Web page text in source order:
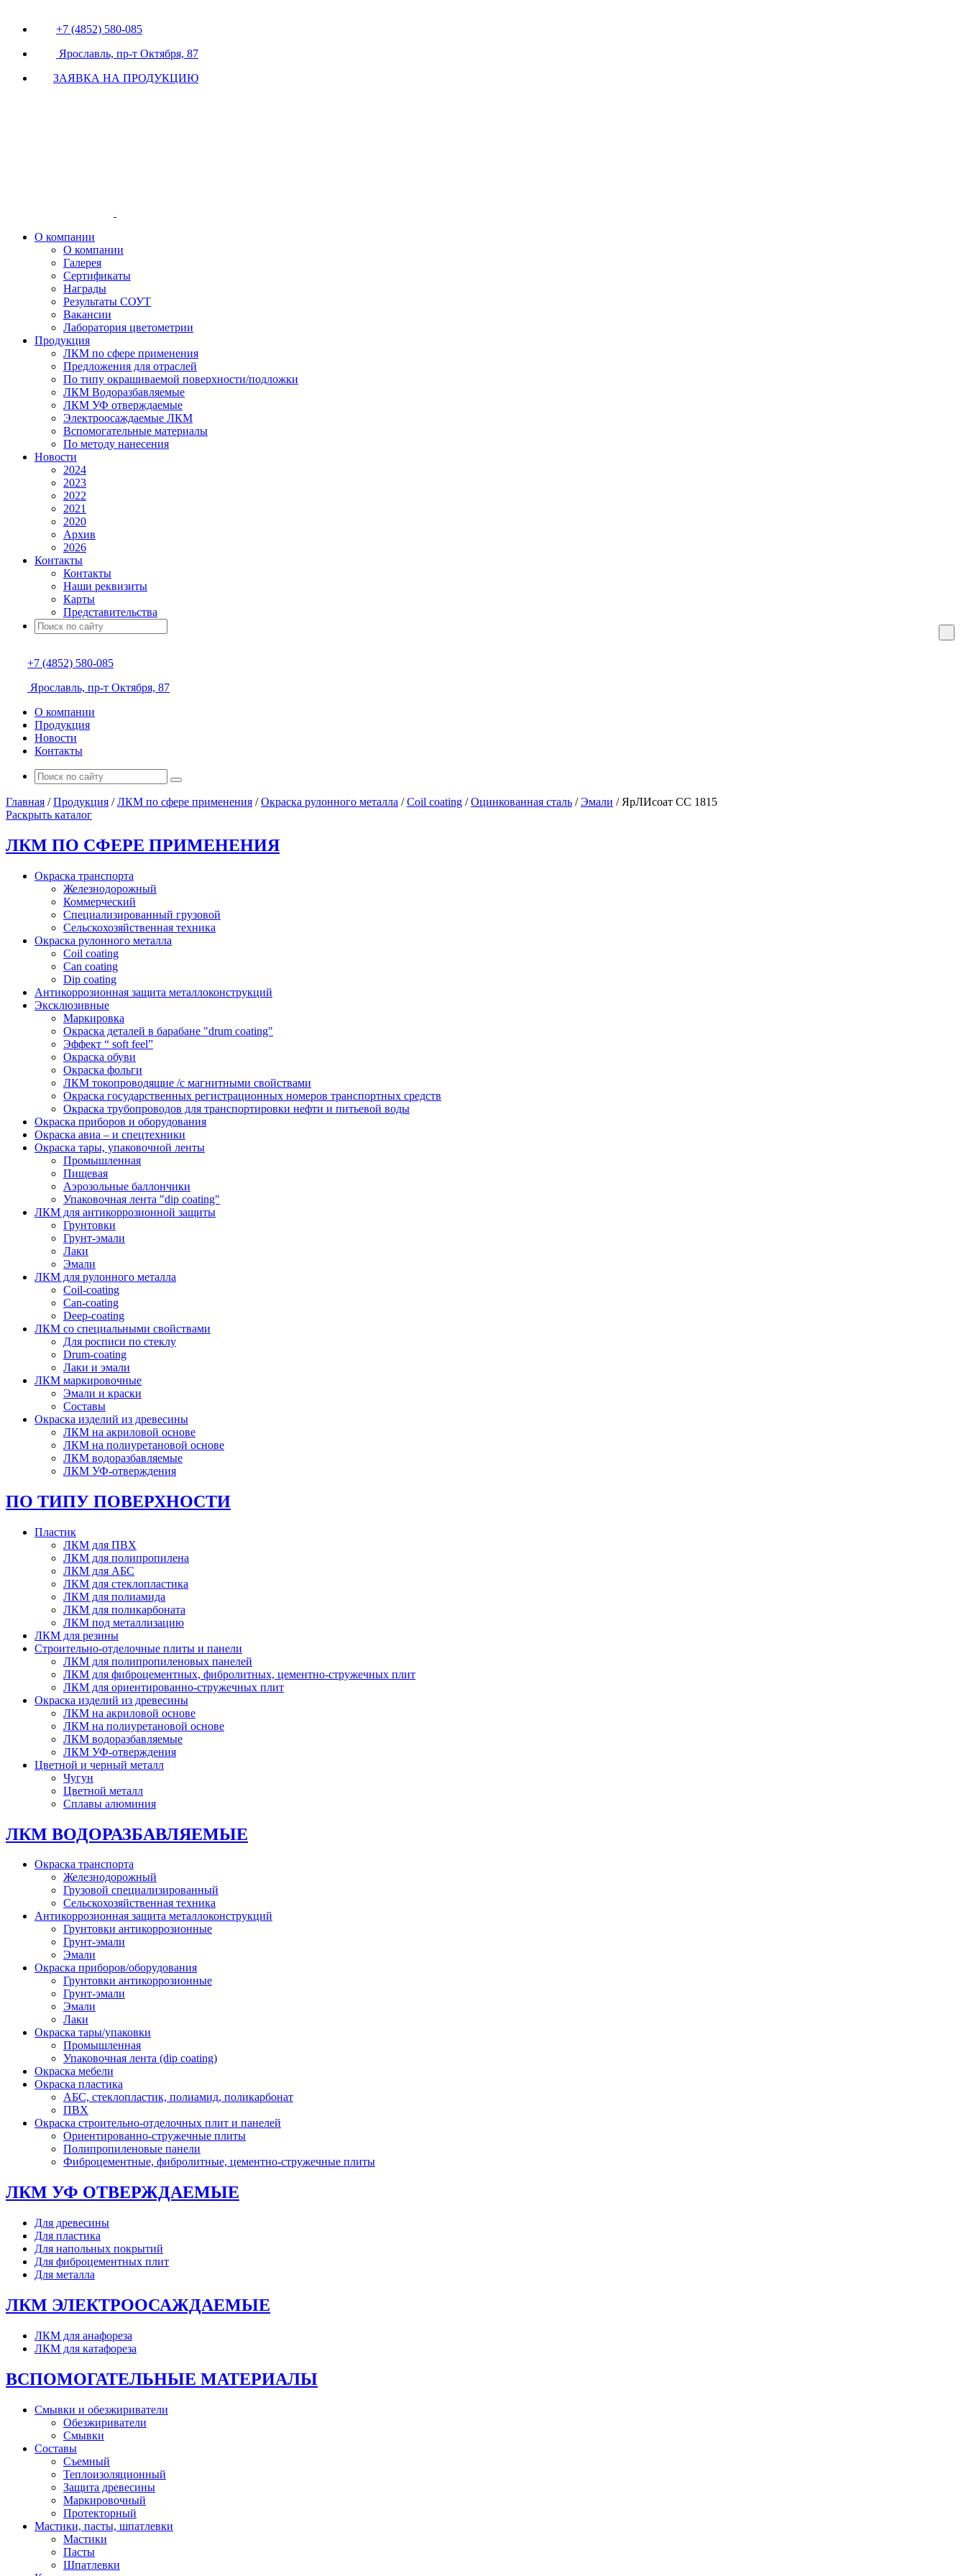
+7 (4852) 580-085
Ярославль, пр-т Октября, 87
ЗАЯВКА НА ПРОДУКЦИЮ
О компании
О компании
Галерея
Сертификаты
Награды
Результаты СОУТ
Вакансии
Лаборатория цветометрии
Продукция
ЛКМ по сфере применения
Предложения для отраслей
По типу окрашиваемой поверхности/подложки
ЛКМ Водоразбавляемые
ЛКМ УФ отверждаемые
Электроосаждаемые ЛКМ
Вспомогательные материалы
По методу нанесения
Новости
2024
2023
2022
2021
2020
Архив
2026
Контакты
Контакты
Наши реквизиты
Карты
Представительства
+7 (4852) 580-085
Ярославль, пр-т Октября, 87
О компании
Продукция
Новости
Контакты
Главная /Продукция /ЛКМ по сфере применения /Окраска рулонного металла /Coil coating /Оцинкованная сталь /Эмали / ЯрЛИсоaт СС 1815
Раскрыть каталог
ЛКМ ПО СФЕРЕ ПРИМЕНЕНИЯ
Окраска транспорта
Железнодорожный
Коммерческий
Специализированный грузовой
Сельскохозяйственная техника
Окраска рулонного металла
Coil coating
Can coating
Dip coating
Антикоррозионная защита металлоконструкций
Эксклюзивные
Маркировка
Окраска деталей в барабане "drum coating"
Эффект “ soft feel”
Окраска обуви
Окраска фольги
ЛКМ токопроводящие /с магнитными свойствами
Окраска государственных регистрационных номеров транспортных средств
Окраска трубопроводов для транспортировки нефти и питьевой воды
Окраска приборов и оборудования
Окраска авиа – и спецтехники
Окраска тары, упаковочной ленты
Промышленная
Пищевая
Аэрозольные баллончики
Упаковочная лента "dip coating"
ЛКМ для антикоррозионной защиты
Грунтовки
Грунт-эмали
Лаки
Эмали
ЛКМ для рулонного металла
Coil-coating
Can-coating
Deep-coating
ЛКМ со специальными свойствами
Для росписи по стеклу
Drum-coating
Лаки и эмали
ЛКМ маркировочные
Эмали и краски
Составы
Окраска изделий из древесины
ЛКМ на акриловой основе
ЛКМ на полиуретановой основе
ЛКМ водоразбавляемые
ЛКМ УФ-отверждения
ПО ТИПУ ПОВЕРХНОСТИ
Пластик
ЛКМ для ПВХ
ЛКМ для полипропилена
ЛКМ для АБС
ЛКМ для стеклопластика
ЛКМ для полиамида
ЛКМ для поликарбоната
ЛКМ под металлизацию
ЛКМ для резины
Строительно-отделочные плиты и панели
ЛКМ для полипропиленовых панелей
ЛКМ для фиброцементных, фибролитных, цементно-стружечных плит
ЛКМ для ориентированно-стружечных плит
Окраска изделий из древесины
ЛКМ на акриловой основе
ЛКМ на полиуретановой основе
ЛКМ водоразбавляемые
ЛКМ УФ-отверждения
Цветной и черный металл
Чугун
Цветной металл
Сплавы алюминия
ЛКМ ВОДОРАЗБАВЛЯЕМЫЕ
Окраска транспорта
Железнодорожный
Грузовой специализированный
Сельскохозяйственная техника
Антикоррозионная защита металлоконструкций
Грунтовки антикоррозионные
Грунт-эмали
Эмали
Окраска приборов/оборудования
Грунтовки антикоррозионные
Грунт-эмали
Эмали
Лаки
Окраска тары/упаковки
Промышленная
Упаковочная лента (dip coating)
Окраска мебели
Окраска пластика
АБС, стеклопластик, полиамид, поликарбонат
ПВХ
Окраска строительно-отделочных плит и панелей
Ориентированно-стружечные плиты
Полипропиленовые панели
Фиброцементные, фибролитные, цементно-стружечные плиты
ЛКМ УФ ОТВЕРЖДАЕМЫЕ
Для древесины
Для пластика
Для напольных покрытий
Для фиброцементных плит
Для металла
ЛКМ ЭЛЕКТРООСАЖДАЕМЫЕ
ЛКМ для анафореза
ЛКМ для катафореза
ВСПОМОГАТЕЛЬНЫЕ МАТЕРИАЛЫ
Смывки и обезжириватели
Обезжириватели
Смывки
Составы
Съемный
Теплоизоляционный
Защита древесины
Маркировочный
Протекторный
Мастики, пасты, шпатлевки
Мастики
Пасты
Шпатлевки